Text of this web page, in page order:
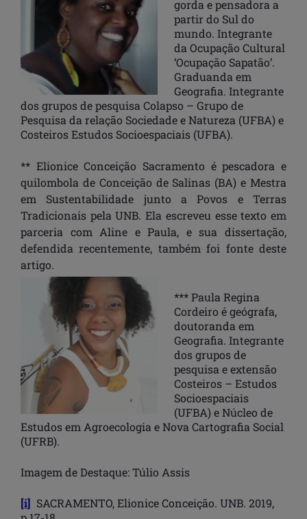
gorda e pensadora a
partir do Sul do
mundo. Integrante
da Ocupação Cultural
‘Ocupação Sapatão’.
Graduanda em
Geografia. Integrante
dos grupos de pesquisa Colapso – Grupo de
Pesquisa da relação Sociedade e Natureza (UFBA) e
Costeiros Estudos Socioespaciais (UFBA).
** Elionice Conceição Sacramento é pescadora e
quilombola de Conceição de Salinas (BA) e Mestra
em Sustentabilidade junto a Povos e Terras
Tradicionais pela UNB. Ela escreveu esse texto em
parceria com Aline e Paula, e sua dissertação,
defendida recentemente, também foi fonte deste
artigo.
*** Paula Regina
Cordeiro é geógrafa,
doutoranda em
Geografia. Integrante
dos grupos de
pesquisa e extensão
Costeiros – Estudos
Socioespaciais
(UFBA) e Núcleo de
Estudos em Agroecologia e Nova Cartografia Social
(UFRB).
Imagem de Destaque: Túlio Assis
[i] SACRAMENTO, Elionice Conceição. UNB. 2019,